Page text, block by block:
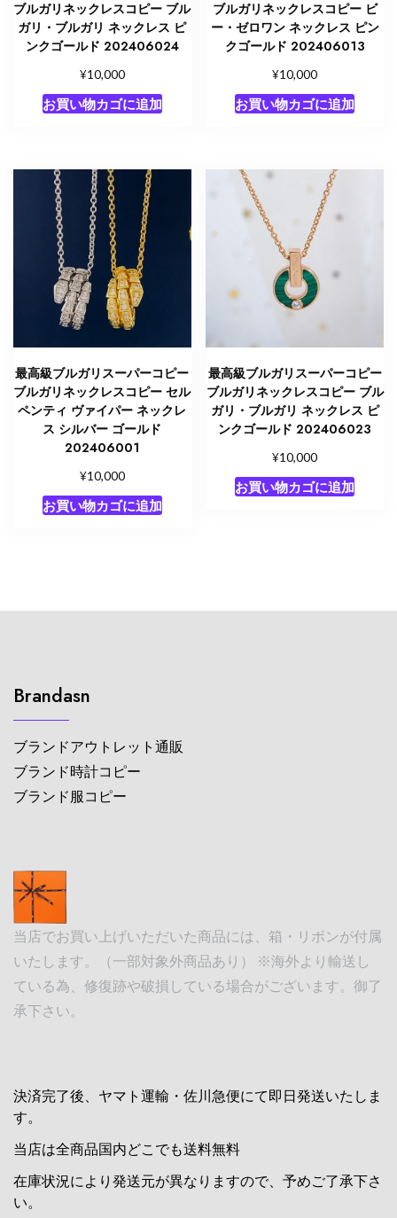
ピ
ブルガリネックレスコピー ブル
ガリ・ブルガリ ネックレス ピ
ンクゴールド 202406024
¥10,000
お買い物カゴに追加
ブルガリネックレスコピー ビ
ー・ゼロワン ネックレス ピン
クゴールド 202406013
¥10,000
お買い物カゴに追加
最高級ブルガリスーパーコピー
ブルガリネックレスコピー セル
ペンティ ヴァイパー ネックレ
ス シルバー ゴールド
202406001
¥10,000
お買い物カゴに追加
最高級ブルガリスーパーコピー
ブルガリネックレスコピー ブル
ガリ・ブルガリ ネックレス ピ
ンクゴールド 202406023
¥10,000
お買い物カゴに追加
Brandasn
ブランドアウトレット通販
ブランド時計コピー
ブランド服コピー
当店でお買い上げいただいた商品には、箱・リボンが付属
いたします。（一部対象外商品あり） ※海外より輸送し
ている為、修復跡や破損している場合がございます。御了
承下さい。
決済完了後、ヤマト運輸・佐川急便にて即日発送いたしま
す。
当店は全商品国内どこでも送料無料
在庫状況により発送元が異なりますので、予めご了承下さ
い。